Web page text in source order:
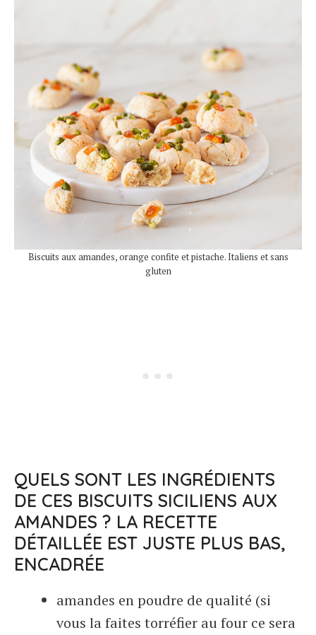
Biscuits aux amandes, orange confite et pistache. Italiens et sans
gluten
QUELS SONT LES INGRÉDIENTS
DE CES BISCUITS SICILIENS AUX
AMANDES ? LA RECETTE
DÉTAILLÉE EST JUSTE PLUS BAS,
ENCADRÉE
amandes en poudre de qualité (si
vous la faites torréfier au four ce sera